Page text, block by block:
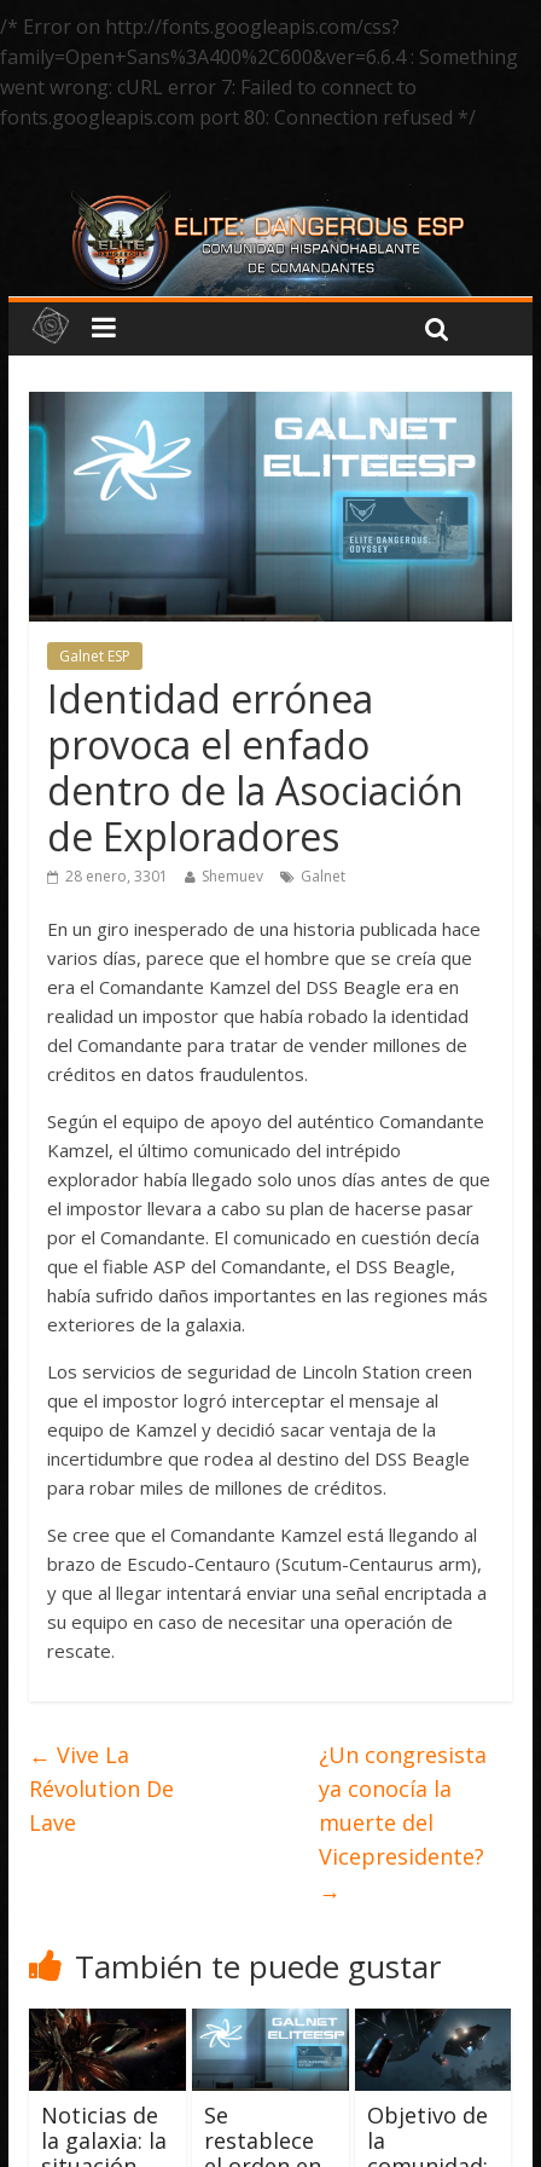
/* Error on http://fonts.googleapis.com/css?
family=Open+Sans%3A400%2C600&ver=6.6.4 : Something
went wrong: cURL error 7: Failed to connect to
fonts.googleapis.com port 80: Connection refused */
Galnet ESP
Identidad errónea
provoca el enfado
dentro de la Asociación
de Exploradores
28 enero, 3301 Shemuev Galnet
En un giro inesperado de una historia publicada hace
varios días, parece que el hombre que se creía que
era el Comandante Kamzel del DSS Beagle era en
realidad un impostor que había robado la identidad
del Comandante para tratar de vender millones de
créditos en datos fraudulentos.
Según el equipo de apoyo del auténtico Comandante
Kamzel, el último comunicado del intrépido
explorador había llegado solo unos días antes de que
el impostor llevara a cabo su plan de hacerse pasar
por el Comandante. El comunicado en cuestión decía
que el fiable ASP del Comandante, el DSS Beagle,
había sufrido daños importantes en las regiones más
exteriores de la galaxia.
Los servicios de seguridad de Lincoln Station creen
que el impostor logró interceptar el mensaje al
equipo de Kamzel y decidió sacar ventaja de la
incertidumbre que rodea al destino del DSS Beagle
para robar miles de millones de créditos.
Se cree que el Comandante Kamzel está llegando al
brazo de Escudo-Centauro (Scutum-Centaurus arm),
y que al llegar intentará enviar una señal encriptada a
su equipo en caso de necesitar una operación de
rescate.
← Vive La
Révolution De
Lave
¿Un congresista
ya conocía la
muerte del
Vicepresidente?
→
También te puede gustar
Noticias de
la galaxia: la
Se
restablece
Objetivo de
la